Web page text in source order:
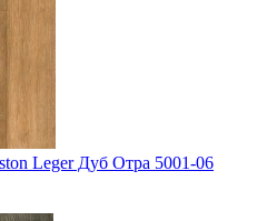
Leger Дуб Отра 5001-06